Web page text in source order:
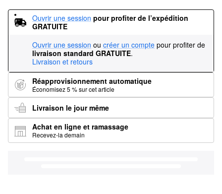
Ouvrir une session pour profiter de l’expédition
GRATUITE
Ouvrir une session ou créer un compte pour profiter de
livraison standard GRATUITE.
Livraison et retours
Réapprovisionnement automatique
Économisez 5 % sur cet article
Livraison le jour même
Achat en ligne et ramassage
Recevez-la demain